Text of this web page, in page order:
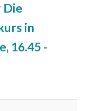
Die
in
16.45 -